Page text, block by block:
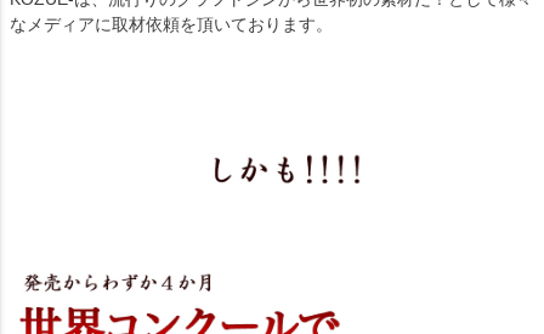
なメディアに取材依頼を頂いております。